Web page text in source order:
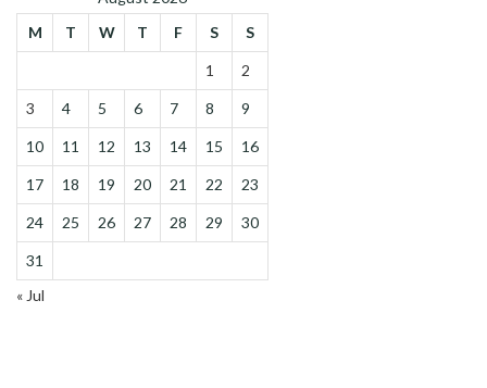
M
T W T F S S
1 2
3 4 5 6 7 8 9
10 11 12 13 14 15 16
17 18 19 20 21 22 23
24 25 26 27 28 29 30
31
« Jul